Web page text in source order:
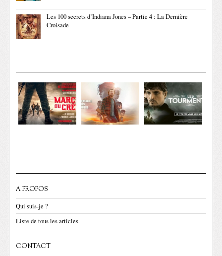
Les 100 secrets d’Indiana Jones – Partie 4 : La Dernière
Croisade
A PROPOS
Qui suis-je ?
Liste de tous les articles
CONTACT